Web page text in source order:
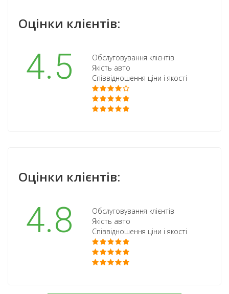
Оцінки клієнтів:
4.5
Обслуговування клієнтів
Якість авто
Співвідношення ціни і якості
Оцінки клієнтів:
4.8
Обслуговування клієнтів
Якість авто
Співвідношення ціни і якості